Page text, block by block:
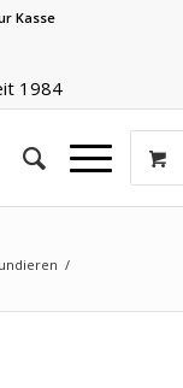
Kasse
1984
/